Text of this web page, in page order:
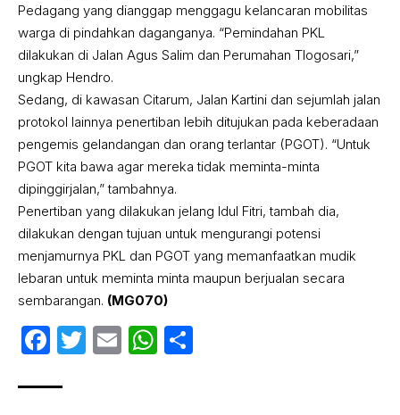
Pedagang yang dianggap menggagu kelancaran mobilitas
warga di pindahkan daganganya. “Pemindahan PKL
dilakukan di Jalan Agus Salim dan Perumahan Tlogosari,”
ungkap Hendro.
Sedang, di kawasan Citarum, Jalan Kartini dan sejumlah jalan
protokol lainnya penertiban lebih ditujukan pada keberadaan
pengemis gelandangan dan orang terlantar (PGOT). “Untuk
PGOT kita bawa agar mereka tidak meminta-minta
dipinggirjalan,” tambahnya.
Penertiban yang dilakukan jelang Idul Fitri, tambah dia,
dilakukan dengan tujuan untuk mengurangi potensi
menjamurnya PKL dan PGOT yang memanfaatkan mudik
lebaran untuk meminta minta maupun berjualan secara
sembarangan. (MG070)
Facebook
Twitter
EmailWhatsApp